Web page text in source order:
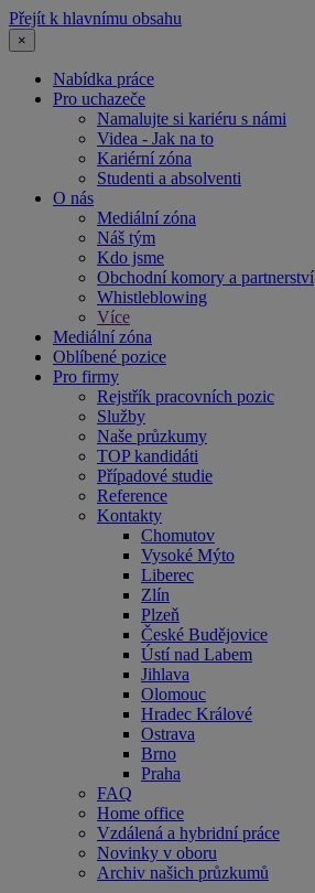
Přejít k hlavnímu obsahu
×
Nabídka práce
Pro uchazeče
Namalujte si kariéru s námi
Videa - Jak na to
Kariérní zóna
Studenti a absolventi
O nás
Mediální zóna
Náš tým
Kdo jsme
Obchodní komory a partnerství
Whistleblowing
Více
Mediální zóna
Oblíbené pozice
Pro firmy
Rejstřík pracovních pozic
Služby
Naše průzkumy
TOP kandidáti
Případové studie
Reference
Kontakty
Chomutov
Vysoké Mýto
Liberec
Zlín
Plzeň
České Budějovice
Ústí nad Labem
Jihlava
Olomouc
Hradec Králové
Ostrava
Brno
Praha
FAQ
Home office
Vzdálená a hybridní práce
Novinky v oboru
Archiv našich průzkumů